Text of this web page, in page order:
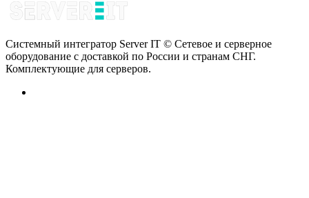
Системный интегратор Server IT © Сетевое и серверное
оборудование с доставкой по России и странам СНГ.
Комплектующие для серверов.